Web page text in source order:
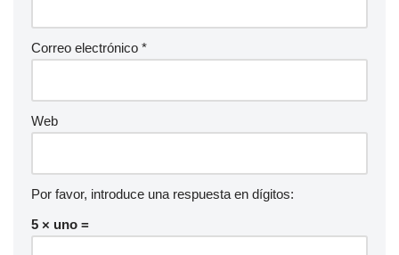
Correo electrónico *
Web
Por favor, introduce una respuesta en dígitos:
5 × uno =